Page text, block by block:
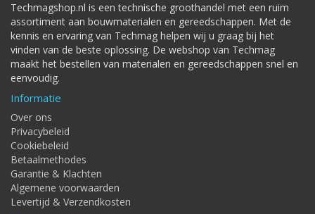
Techmagshop.nl is een technische groothandel met een ruim
assortiment aan bouwmaterialen en gereedschappen. Met de
kennis en ervaring van Techmag helpen wij u graag bij het
vinden van de beste oplossing. De webshop van Techmag
maakt het bestellen van materialen en gereedschappen snel en
eenvoudig.
Informatie
Over ons
Privacybeleid
Cookiebeleid
Betaalmethodes
Garantie & Klachten
Algemene voorwaarden
Levertijd & Verzendkosten